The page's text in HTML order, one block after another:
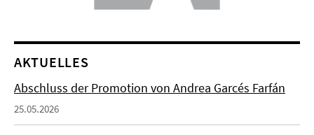
AKTUELLES
Abschluss der Promotion von Andrea Garcés Farfán
25.05.2026